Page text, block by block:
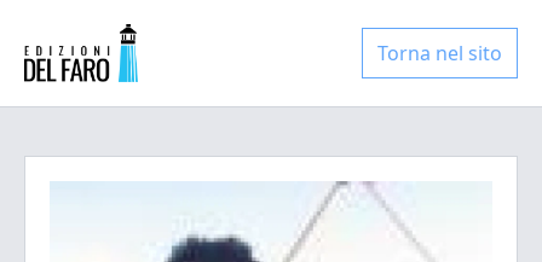
Torna nel sito